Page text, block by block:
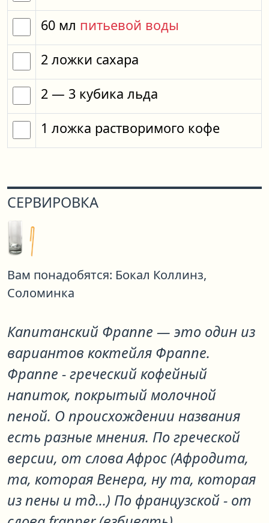
60 мл питьевой воды
2 ложки сахара
2 — 3 кубика льда
1 ложка растворимого кофе
СЕРВИРОВКА
Вам понадобятся: Бокал Коллинз,
Соломинка
Капитанский Фраппе — это один из
вариантов коктейля Фраппе.
Фраппе - греческий кофейный
напиток, покрытый молочной
пеной. О происхождении названия
есть разные мнения. По греческой
версии, от слова Афрос (Афродита,
та, которая Венера, ну та, которая
из пены и тд...) По французской - от